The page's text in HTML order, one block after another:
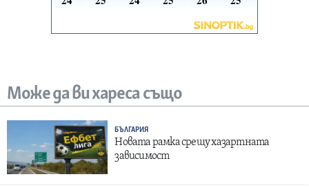
Може да ви хареса също
БЪЛГАРИЯ
Новата рамка срещу хазартната
зависимост